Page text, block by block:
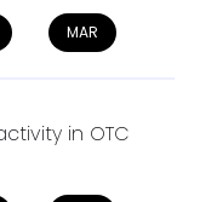
MAR
in OTC